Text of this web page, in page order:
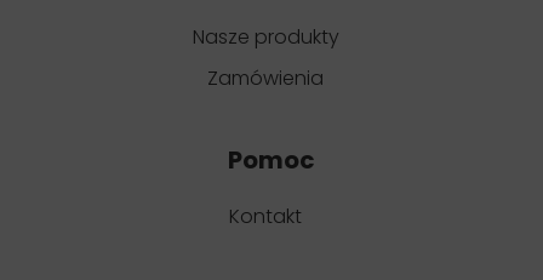
Nasze produkty
Zamówienia
Pomoc
Kontakt